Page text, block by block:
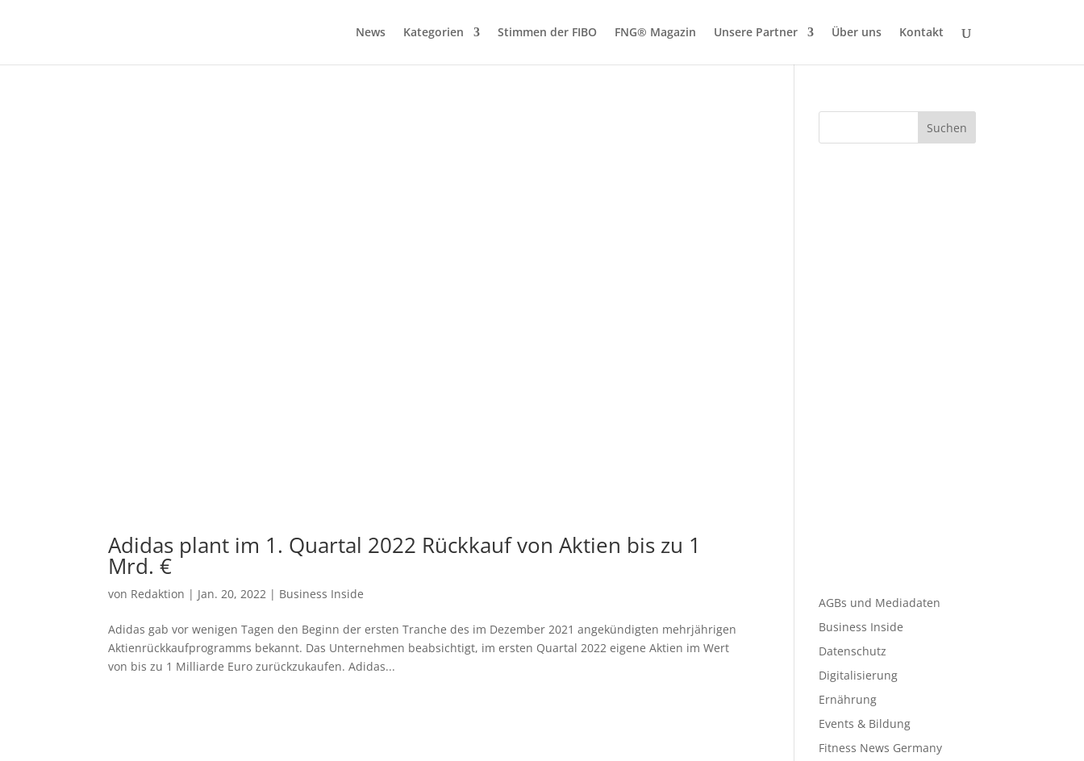
News Kategorien Stimmen der FIBO FNG® Magazin Unsere Partner Über uns Kontakt
Adidas plant im 1. Quartal 2022 Rückkauf von Aktien bis zu 1
Mrd. €
von Redaktion | Jan. 20, 2022 | Business Inside
Adidas gab vor wenigen Tagen den Beginn der ersten Tranche des im Dezember 2021 angekündigten mehrjährigen
Aktienrückkaufprogramms bekannt. Das Unternehmen beabsichtigt, im ersten Quartal 2022 eigene Aktien im Wert
von bis zu 1 Milliarde Euro zurückzukaufen. Adidas...
Suchen
AGBs und Mediadaten
Business Inside
Datenschutz
Digitalisierung
Ernährung
Events & Bildung
Fitness News Germany